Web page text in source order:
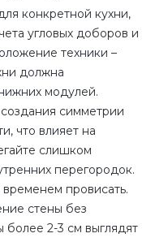
конкретной кухни,
угловых доборов и
техники –
должна
модулей.
симметрии
что влияет на
слишком
перегородок.
провисать.
стены без
более 2-3 см выглядят